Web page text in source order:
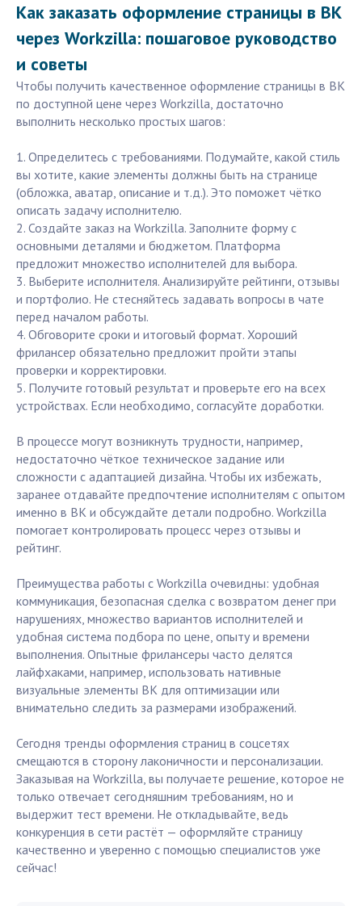
Как заказать оформление страницы в ВК
через Workzilla: пошаговое руководство
и советы
Чтобы получить качественное оформление страницы в ВК
по доступной цене через Workzilla, достаточно
выполнить несколько простых шагов:
1. Определитесь с требованиями. Подумайте, какой стиль
вы хотите, какие элементы должны быть на странице
(обложка, аватар, описание и т.д.). Это поможет чётко
описать задачу исполнителю.
2. Создайте заказ на Workzilla. Заполните форму с
основными деталями и бюджетом. Платформа
предложит множество исполнителей для выбора.
3. Выберите исполнителя. Анализируйте рейтинги, отзывы
и портфолио. Не стесняйтесь задавать вопросы в чате
перед началом работы.
4. Обговорите сроки и итоговый формат. Хороший
фрилансер обязательно предложит пройти этапы
проверки и корректировки.
5. Получите готовый результат и проверьте его на всех
устройствах. Если необходимо, согласуйте доработки.
В процессе могут возникнуть трудности, например,
недостаточно чёткое техническое задание или
сложности с адаптацией дизайна. Чтобы их избежать,
заранее отдавайте предпочтение исполнителям с опытом
именно в ВК и обсуждайте детали подробно. Workzilla
помогает контролировать процесс через отзывы и
рейтинг.
Преимущества работы с Workzilla очевидны: удобная
коммуникация, безопасная сделка с возвратом денег при
нарушениях, множество вариантов исполнителей и
удобная система подбора по цене, опыту и времени
выполнения. Опытные фрилансеры часто делятся
лайфхаками, например, использовать нативные
визуальные элементы ВК для оптимизации или
внимательно следить за размерами изображений.
Сегодня тренды оформления страниц в соцсетях
смещаются в сторону лаконичности и персонализации.
Заказывая на Workzilla, вы получаете решение, которое не
только отвечает сегодняшним требованиям, но и
выдержит тест времени. Не откладывайте, ведь
конкуренция в сети растёт — оформляйте страницу
качественно и уверенно с помощью специалистов уже
сейчас!